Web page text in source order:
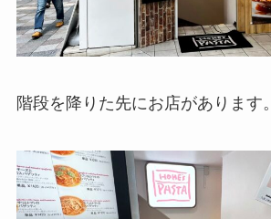
階段を降りた先にお店があります。